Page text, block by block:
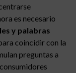
es necesario
y palabras
coincidir con la
preguntas a